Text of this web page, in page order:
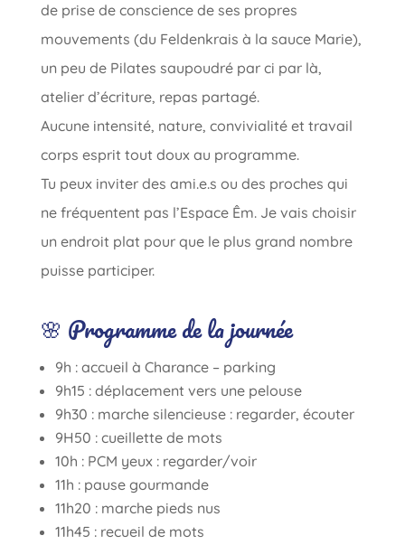
de prise de conscience de ses propres
mouvements (du Feldenkrais à la sauce Marie),
un peu de Pilates saupoudré par ci par là,
atelier d’écriture, repas partagé.
Aucune intensité, nature, convivialité et travail
corps esprit tout doux au programme.
Tu peux inviter des ami.e.s ou des proches qui
ne fréquentent pas l’Espace Êm. Je vais choisir
un endroit plat pour que le plus grand nombre
puisse participer.
🌸 Programme de la journée
9h : accueil à Charance – parking
9h15 : déplacement vers une pelouse
9h30 : marche silencieuse : regarder, écouter
9H50 : cueillette de mots
10h : PCM yeux : regarder/voir
11h : pause gourmande
11h20 : marche pieds nus
11h45 : recueil de mots